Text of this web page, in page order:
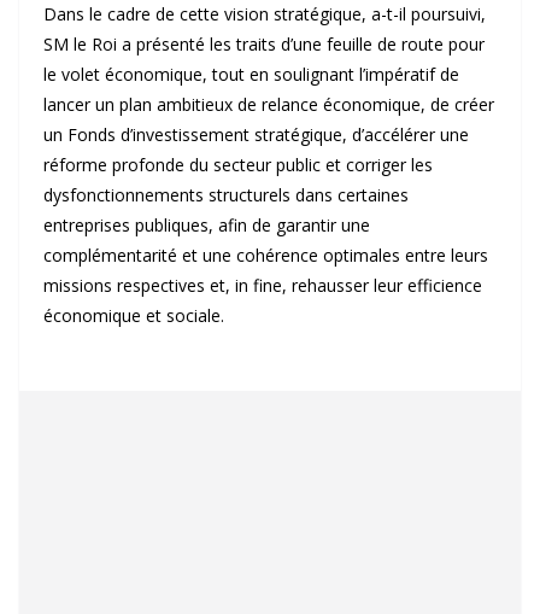
Dans le cadre de cette vision stratégique, a-t-il poursuivi,
SM le Roi a présenté les traits d’une feuille de route pour
le volet économique, tout en soulignant l’impératif de
lancer un plan ambitieux de relance économique, de créer
un Fonds d’investissement stratégique, d’accélérer une
réforme profonde du secteur public et corriger les
dysfonctionnements structurels dans certaines
entreprises publiques, afin de garantir une
complémentarité et une cohérence optimales entre leurs
missions respectives et, in fine, rehausser leur efficience
économique et sociale.